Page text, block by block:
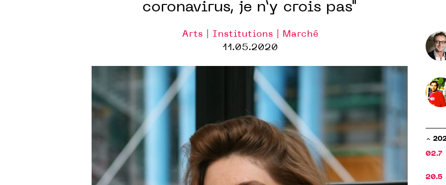
coronavirus, je n’y crois pas"
Arts | Institutions | Marché
11.05.2020
02.7
20.5